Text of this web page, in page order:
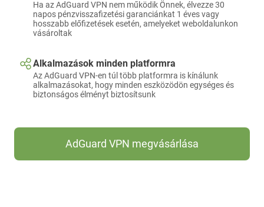
Ha az AdGuard VPN nem működik Önnek, élvezze 30
napos pénzvisszafizetési garanciánkat 1 éves vagy
hosszabb előfizetések esetén, amelyeket weboldalunkon
vásároltak
Alkalmazások minden platformra
Az AdGuard VPN-en túl több platformra is kínálunk
alkalmazásokat, hogy minden eszközödön egységes és
biztonságos élményt biztosítsunk
AdGuard VPN megvásárlása